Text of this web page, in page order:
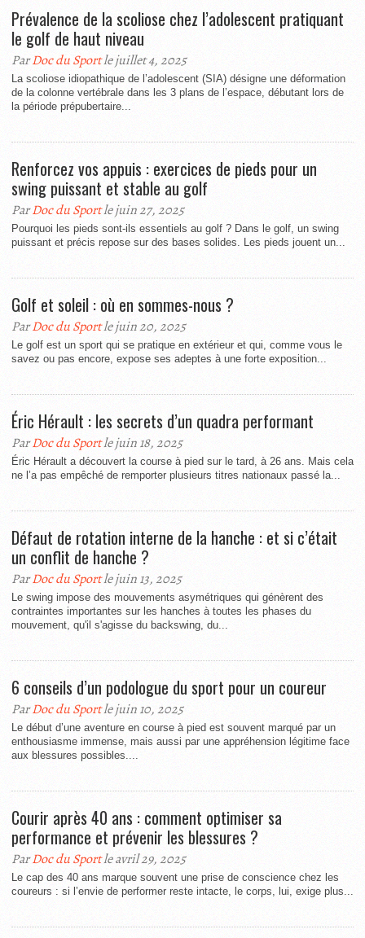
Prévalence de la scoliose chez l’adolescent pratiquant
le golf de haut niveau
ParDoc du Sportle juillet 4, 2025
La scoliose idiopathique de l’adolescent (SIA) désigne une déformation
de la colonne vertébrale dans les 3 plans de l’espace, débutant lors de
la période prépubertaire...
Renforcez vos appuis : exercices de pieds pour un
swing puissant et stable au golf
ParDoc du Sportle juin 27, 2025
Pourquoi les pieds sont-ils essentiels au golf ? Dans le golf, un swing
puissant et précis repose sur des bases solides. Les pieds jouent un...
Golf et soleil : où en sommes-nous ?
ParDoc du Sportle juin 20, 2025
Le golf est un sport qui se pratique en extérieur et qui, comme vous le
savez ou pas encore, expose ses adeptes à une forte exposition...
Éric Hérault : les secrets d’un quadra performant
ParDoc du Sportle juin 18, 2025
Éric Hérault a découvert la course à pied sur le tard, à 26 ans. Mais cela
ne l’a pas empêché de remporter plusieurs titres nationaux passé la...
Défaut de rotation interne de la hanche : et si c’était
un conflit de hanche ?
ParDoc du Sportle juin 13, 2025
Le swing impose des mouvements asymétriques qui génèrent des
contraintes importantes sur les hanches à toutes les phases du
mouvement, qu'il s'agisse du backswing, du...
6 conseils d’un podologue du sport pour un coureur
ParDoc du Sportle juin 10, 2025
Le début d’une aventure en course à pied est souvent marqué par un
enthousiasme immense, mais aussi par une appréhension légitime face
aux blessures possibles....
Courir après 40 ans : comment optimiser sa
performance et prévenir les blessures ?
ParDoc du Sportle avril 29, 2025
Le cap des 40 ans marque souvent une prise de conscience chez les
coureurs : si l’envie de performer reste intacte, le corps, lui, exige plus...